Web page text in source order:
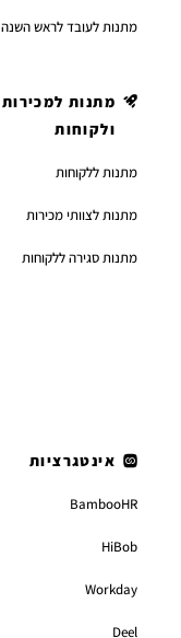
מתנות לעובד לראש השנה
מתנות למכירות
ולקוחות
מתנות ללקוחות
מתנות לצוותי מכירות
מתנות סגירה ללקוחות
אינטגרציות
BambooHR
HiBob
Workday
Deel